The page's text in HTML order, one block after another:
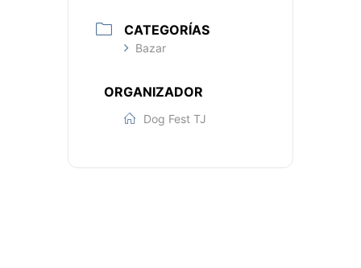
CATEGORÍAS
Bazar
ORGANIZADOR
Dog Fest TJ